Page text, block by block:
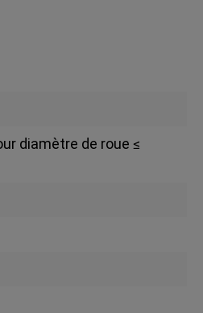
diamètre de roue ≤